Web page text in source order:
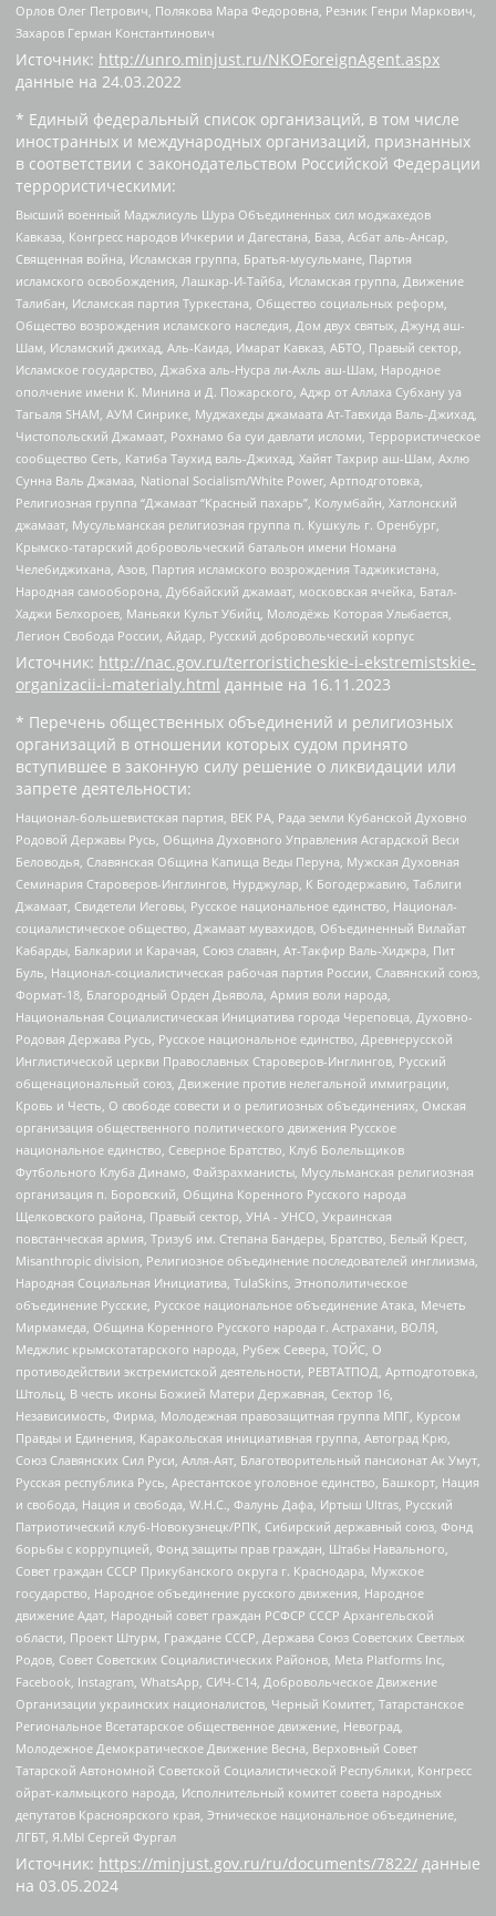
Орлов Олег Петрович, Полякова Мара Федоровна, Резник Генри Маркович,
Захаров Герман Константинович
Источник: http://unro.minjust.ru/NKOForeignAgent.aspx
данные на 24.03.2022
* Единый федеральный список организаций, в том числе
иностранных и международных организаций, признанных
в соответствии с законодательством Российской Федерации
террористическими:
Высший военный Маджлисуль Шура Объединенных сил моджахедов
Кавказа, Конгресс народов Ичкерии и Дагестана, База, Асбат аль-Ансар,
Священная война, Исламская группа, Братья-мусульмане, Партия
исламского освобождения, Лашкар-И-Тайба, Исламская группа, Движение
Талибан, Исламская партия Туркестана, Общество социальных реформ,
Общество возрождения исламского наследия, Дом двух святых, Джунд аш-
Шам, Исламский джихад, Аль-Каида, Имарат Кавказ, АБТО, Правый сектор,
Исламское государство, Джабха аль-Нусра ли-Ахль аш-Шам, Народное
ополчение имени К. Минина и Д. Пожарского, Аджр от Аллаха Субхану уа
Тагьаля SHAM, АУМ Синрике, Муджахеды джамаата Ат-Тавхида Валь-Джихад,
Чистопольский Джамаат, Рохнамо ба суи давлати исломи, Террористическое
сообщество Сеть, Катиба Таухид валь-Джихад, Хайят Тахрир аш-Шам, Ахлю
Сунна Валь Джамаа, National Socialism/White Power, Артподготовка,
Религиозная группа “Джамаат “Красный пахарь”, Колумбайн, Хатлонский
джамаат, Мусульманская религиозная группа п. Кушкуль г. Оренбург,
Крымско-татарский добровольческий батальон имени Номана
Челебиджихана, Азов, Партия исламского возрождения Таджикистана,
Народная самооборона, Дуббайский джамаат, московская ячейка, Батал-
Хаджи Белхороев, Маньяки Культ Убийц, Молодёжь Которая Улыбается,
Легион Свобода России, Айдар, Русский добровольческий корпус
Источник: http://nac.gov.ru/terroristicheskie-i-ekstremistskie-
organizacii-i-materialy.html данные на 16.11.2023
* Перечень общественных объединений и религиозных
организаций в отношении которых судом принято
вступившее в законную силу решение о ликвидации или
запрете деятельности:
Национал-большевистская партия, ВЕК РА, Рада земли Кубанской Духовно
Родовой Державы Русь, Община Духовного Управления Асгардской Веси
Беловодья, Славянская Община Капища Веды Перуна, Мужская Духовная
Семинария Староверов-Инглингов, Нурджулар, К Богодержавию, Таблиги
Джамаат, Свидетели Иеговы, Русское национальное единство, Национал-
социалистическое общество, Джамаат мувахидов, Объединенный Вилайат
Кабарды, Балкарии и Карачая, Союз славян, Ат-Такфир Валь-Хиджра, Пит
Буль, Национал-социалистическая рабочая партия России, Славянский союз,
Формат-18, Благородный Орден Дьявола, Армия воли народа,
Национальная Социалистическая Инициатива города Череповца, Духовно-
Родовая Держава Русь, Русское национальное единство, Древнерусской
Инглистической церкви Православных Староверов-Инглингов, Русский
общенациональный союз, Движение против нелегальной иммиграции,
Кровь и Честь, О свободе совести и о религиозных объединениях, Омская
организация общественного политического движения Русское
национальное единство, Северное Братство, Клуб Болельщиков
Футбольного Клуба Динамо, Файзрахманисты, Мусульманская религиозная
организация п. Боровский, Община Коренного Русского народа
Щелковского района, Правый сектор, УНА - УНСО, Украинская
повстанческая армия, Тризуб им. Степана Бандеры, Братство, Белый Крест,
Misanthropic division, Религиозное объединение последователей инглиизма,
Народная Социальная Инициатива, TulaSkins, Этнополитическое
объединение Русские, Русское национальное объединение Атака, Мечеть
Мирмамеда, Община Коренного Русского народа г. Астрахани, ВОЛЯ,
Меджлис крымскотатарского народа, Рубеж Севера, ТОЙС, О
противодействии экстремистской деятельности, РЕВТАТПОД, Артподготовка,
Штольц, В честь иконы Божией Матери Державная, Сектор 16,
Независимость, Фирма, Молодежная правозащитная группа МПГ, Курсом
Правды и Единения, Каракольская инициативная группа, Автоград Крю,
Союз Славянских Сил Руси, Алля-Аят, Благотворительный пансионат Ак Умут,
Русская республика Русь, Арестантское уголовное единство, Башкорт, Нация
и свобода, Нация и свобода, W.H.С., Фалунь Дафа, Иртыш Ultras, Русский
Патриотический клуб-Новокузнецк/РПК, Сибирский державный союз, Фонд
борьбы с коррупцией, Фонд защиты прав граждан, Штабы Навального,
Совет граждан СССР Прикубанского округа г. Краснодара, Мужское
государство, Народное объединение русского движения, Народное
движение Адат, Народный совет граждан РСФСР СССР Архангельской
области, Проект Штурм, Граждане СССР, Держава Союз Советских Светлых
Родов, Совет Советских Социалистических Районов, Meta Platforms Inc,
Facebook, Instagram, WhatsApp, СИЧ-С14, Добровольческое Движение
Организации украинских националистов, Черный Комитет, Татарстанское
Региональное Всетатарское общественное движение, Невоград,
Молодежное Демократическое Движение Весна, Верховный Совет
Татарской Автономной Советской Социалистической Республики, Конгресс
ойрат-калмыцкого народа, Исполнительный комитет совета народных
депутатов Красноярского края, Этническое национальное объединение,
ЛГБТ, Я.МЫ Сергей Фургал
Источник: https://minjust.gov.ru/ru/documents/7822/ данные
на 03.05.2024